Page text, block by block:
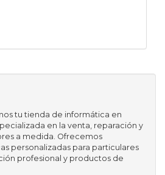
tu tienda de informática en
en la venta, reparación y
a medida. Ofrecemos
personalizadas para particulares
profesional y productos de